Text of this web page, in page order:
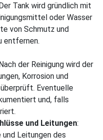
Tank wird gründlich mit
oder Wasser
von Schmutz und
entfernen.
der Reinigung wird der
Korrosion und
Eventuelle
und, falls
und Leitungen:
und Leitungen des